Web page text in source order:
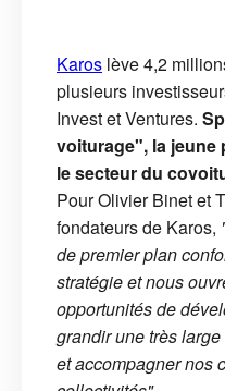
Karos lève 4,2
plusieurs
Invest et Ventures.
voiturage", la jeune
le secteur du
Pour Olivier Binet et
fondateurs de Karos,
de premier plan
stratégie et nous
opportunités de
grandir une très
et accompagner nos